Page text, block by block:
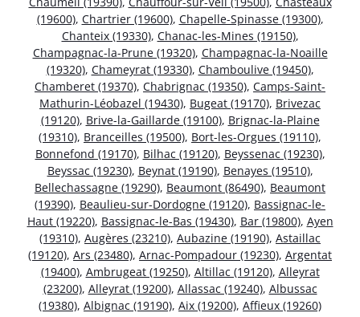
(19600), Chartrier (19600), Chapelle-Spinasse (19300),
Chanteix (19330), Chanac-les-Mines (19150),
Champagnac-la-Prune (19320), Champagnac-la-Noaille
(19320), Chameyrat (19330), Chamboulive (19450),
Chamberet (19370), Chabrignac (19350), Camps-Saint-
Mathurin-Léobazel (19430), Bugeat (19170), Brivezac
(19120), Brive-la-Gaillarde (19100), Brignac-la-Plaine
(19310), Branceilles (19500), Bort-les-Orgues (19110),
Bonnefond (19170), Bilhac (19120), Beyssenac (19230),
Beyssac (19230), Beynat (19190), Benayes (19510),
Bellechassagne (19290), Beaumont (86490), Beaumont
(19390), Beaulieu-sur-Dordogne (19120), Bassignac-le-
Haut (19220), Bassignac-le-Bas (19430), Bar (19800), Ayen
(19310), Augères (23210), Aubazine (19190), Astaillac
(19120), Ars (23480), Arnac-Pompadour (19230), Argentat
(19400), Ambrugeat (19250), Altillac (19120), Alleyrat
(23200), Alleyrat (19200), Allassac (19240), Albussac
(19380), Albignac (19190), Aix (19200), Affieux (19260)